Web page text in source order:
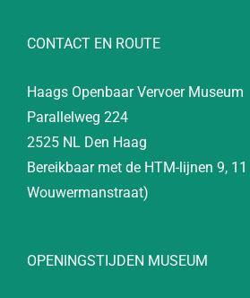
CONTACT EN ROUTE
Haags Openbaar Vervoer Museum
Parallelweg 224
2525 NL Den Haag
Bereikbaar met de HTM-lijnen 9,
Wouwermanstraat)
OPENINGSTIJDEN MUSEUM